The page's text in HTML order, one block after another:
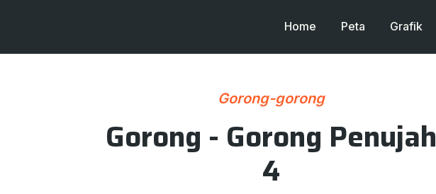
Home Peta Grafik
Gorong-gorong
Gorong - Gorong Penujah
4